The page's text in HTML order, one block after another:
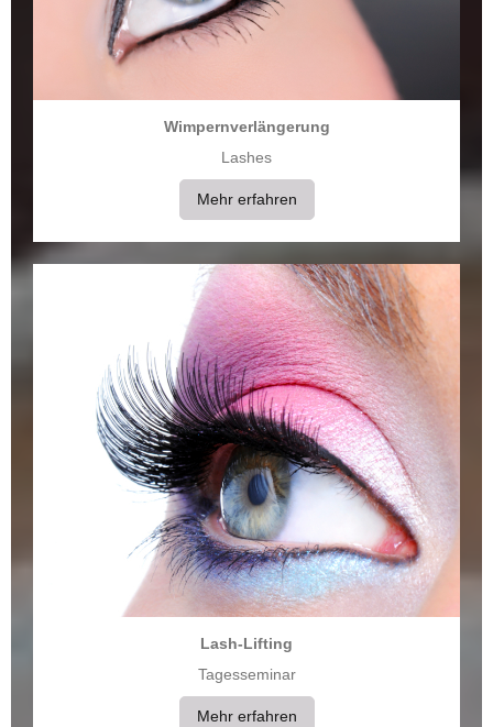
Wimpernverlängerung
Lashes
Mehr erfahren
Lash-Lifting
Tagesseminar
Mehr erfahren